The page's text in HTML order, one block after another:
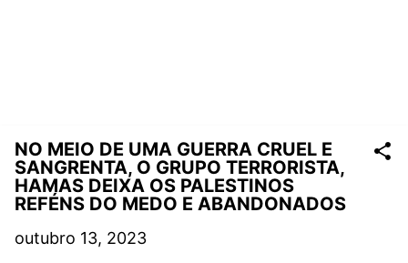
NO MEIO DE UMA GUERRA CRUEL E
SANGRENTA, O GRUPO TERRORISTA,
HAMAS DEIXA OS PALESTINOS
REFÉNS DO MEDO E ABANDONADOS
outubro 13, 2023